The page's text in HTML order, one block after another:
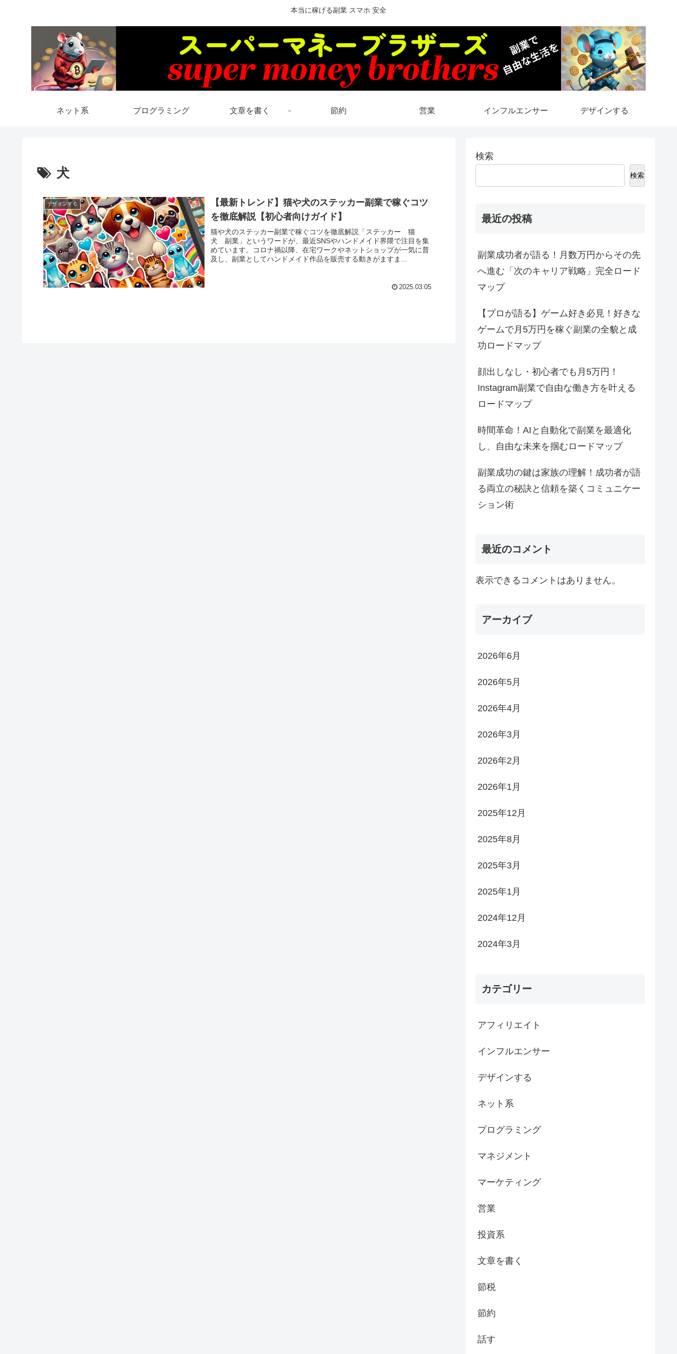
本当に稼げる副業 スマホ 安全
ネット系 プログラミング 文章を書く 節約 営業 インフルエンサー デザインする
犬
デザインする
【最新トレンド】猫や犬のステッカー副業で稼ぐコツ
を徹底解説【初心者向けガイド】
猫や犬のステッカー副業で稼ぐコツを徹底解説「ステッカー 猫
犬 副業」というワードが、最近SNSやハンドメイド界隈で注目を集
めています。コロナ禍以降、在宅ワークやネットショップが一気に普
及し、副業としてハンドメイド作品を販売する動きがますま...
2025.03.05
検索
検索
最近の投稿
副業成功者が語る！月数万円からその先
へ進む「次のキャリア戦略」完全ロード
マップ
【プロが語る】ゲーム好き必見！好きな
ゲームで月5万円を稼ぐ副業の全貌と成
功ロードマップ
顔出しなし・初心者でも月5万円！
Instagram副業で自由な働き方を叶える
ロードマップ
時間革命！AIと自動化で副業を最適化
し、自由な未来を掴むロードマップ
副業成功の鍵は家族の理解！成功者が語
る両立の秘訣と信頼を築くコミュニケー
ション術
最近のコメント
表示できるコメントはありません。
アーカイブ
2026年6月
2026年5月
2026年4月
2026年3月
2026年2月
2026年1月
2025年12月
2025年8月
2025年3月
2025年1月
2024年12月
2024年3月
カテゴリー
アフィリエイト
インフルエンサー
デザインする
ネット系
プログラミング
マネジメント
マーケティング
営業
投資系
文章を書く
節税
節約
話す